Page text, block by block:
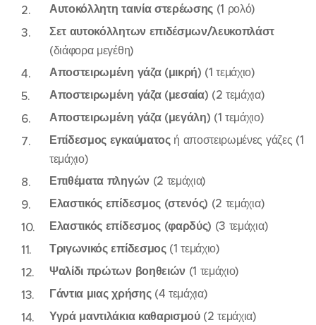
Αυτοκόλλητη ταινία στερέωσης (1 ρολό)
Σετ αυτοκόλλητων επιδέσμων/λευκοπλάστ
(διάφορα μεγέθη)
Αποστειρωμένη γάζα (μικρή) (1 τεμάχιο)
Αποστειρωμένη γάζα (μεσαία) (2 τεμάχια)
Αποστειρωμένη γάζα (μεγάλη) (1 τεμάχιο)
Επίδεσμος εγκαύματος ή αποστειρωμένες γάζες (1
τεμάχιο)
Επιθέματα πληγών (2 τεμάχια)
Ελαστικός επίδεσμος (στενός) (2 τεμάχια)
Ελαστικός επίδεσμος (φαρδύς) (3 τεμάχια)
Τριγωνικός επίδεσμος (1 τεμάχιο)
Ψαλίδι πρώτων βοηθειών (1 τεμάχιο)
Γάντια μιας χρήσης (4 τεμάχια)
Υγρά μαντιλάκια καθαρισμού(2 τεμάχια)